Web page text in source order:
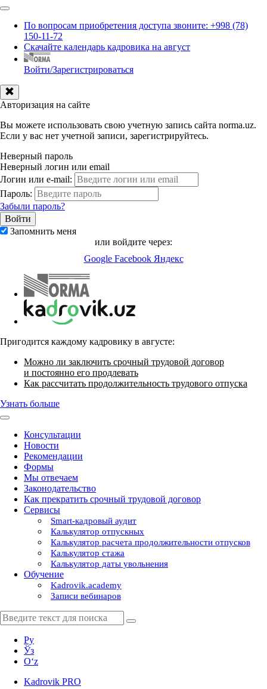
По вопросам приобретения доступа звоните: +998 (78)
150-11-72
Скачайте календарь кадровика на август
Войти/Зарегистрироваться
Авторизация на сайте
Вы можете использовать свою учетную запись сайта norma.uz.
Если у вас нет учетной записи, зарегистрируйтесь.
Неверный пароль
Неверный логин или email
Логин или e-mail:
Пароль:
Забыли пароль?
Запомнить меня
или войдите через:
Google Facebook Яндекс
Пригодится каждому кадровику в августе:
Можно ли заключить срочный трудовой договор
и постоянно его продлевать
Как рассчитать продолжительность трудового отпуска
Узнать больше
Консультации
Новости
Рекомендации
Формы
Мы отвечаем
Законодательство
Как прекратить срочный трудовой договор
Сервисы
Smart-кадровый аудит
Калькулятор отпускных
Калькулятор расчета продолжительности отпусков
Калькулятор стажа
Калькулятор даты увольнения
Обучение
Kadrovik.academy
Записи вебинаров
Ру
Ўз
Oʻz
Kadrovik PRO